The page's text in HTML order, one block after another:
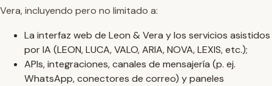
Vera, incluyendo pero no limitado a:
La interfaz web de Leon & Vera y los servicios asistidos
por IA (LEON, LUCA, VALO, ARIA, NOVA, LEXIS, etc.);
APIs, integraciones, canales de mensajería (p. ej.
WhatsApp, conectores de correo) y paneles